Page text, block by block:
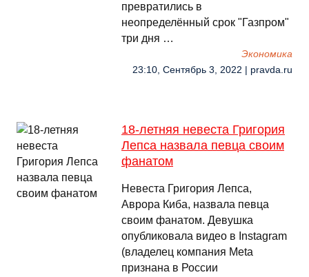
превратились в
неопределённый срок "Газпром"
три дня …
Экономика
23:10, Сентябрь 3, 2022 | pravda.ru
18-летняя невеста Григория
Лепса назвала певца своим
фанатом
Невеста Григория Лепса,
Аврора Киба, назвала певца
своим фанатом. Девушка
опубликовала видео в Instagram
(владелец компания Meta
признана в России